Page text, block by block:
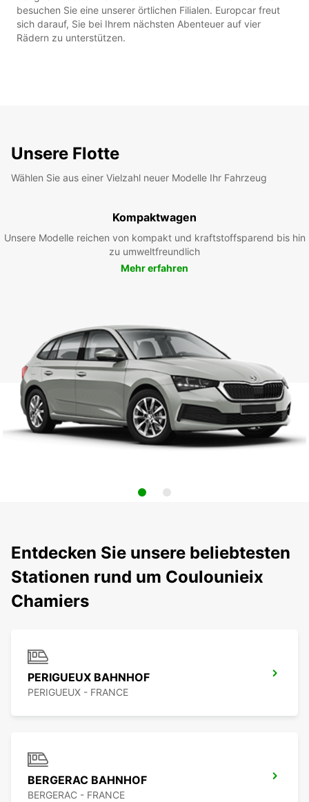
besuchen Sie eine unserer örtlichen Filialen. Europcar freut
sich darauf, Sie bei Ihrem nächsten Abenteuer auf vier
Rädern zu unterstützen.
Unsere Flotte
Wählen Sie aus einer Vielzahl neuer Modelle Ihr Fahrzeug
Kompaktwagen
Unsere Modelle reichen von kompakt und kraftstoffsparend bis hin
zu umweltfreundlich
Mehr erfahren
Entdecken Sie unsere beliebtesten
Stationen rund um Coulounieix
Chamiers
PERIGUEUX BAHNHOF
PERIGUEUX - FRANCE
BERGERAC BAHNHOF
BERGERAC - FRANCE